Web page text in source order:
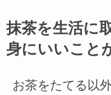
抹茶を生活に
身にいいこと
お茶をたてる以